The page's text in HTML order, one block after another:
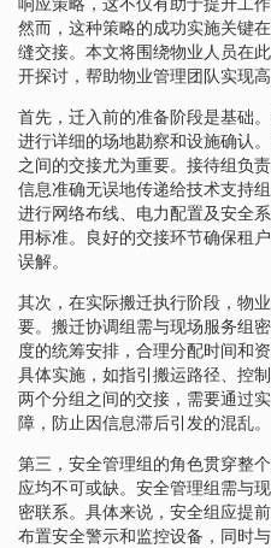
然而，这种策略的成功实施关键
缝交接。本文将围绕物业人员在
开探讨，帮助物业管理团队实现高
首先，迁入前的准备阶段是基础
进行详细的场地勘察和设施确认
之间的交接尤为重要。接待组负
信息准确无误地传递给技术支持
进行网络布线、电力配置及安全
用标准。良好的交接环节确保租
误解。
其次，在实际搬迁执行阶段，物
要。搬迁协调组需与现场服务组
度的统筹安排，合理分配时间和
具体实施，如指引搬运路径、控
两个分组之间的交接，需要通过
障，防止因信息滞后引发的混乱。
第三，安全管理组的角色贯穿整
应均不可或缺。安全管理组需与
密联系。具体来说，安全组应提
布置安全警示和监控设备，同时